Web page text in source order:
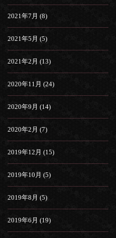
2021年7月 (8)
2021年5月 (5)
2021年2月 (13)
2020年11月 (24)
2020年9月 (14)
2020年2月 (7)
2019年12月 (15)
2019年10月 (5)
2019年8月 (5)
2019年6月 (19)